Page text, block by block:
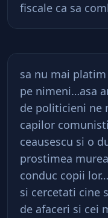
fiscale ca sa
sa nu mai
pe nimeni…asa
de politicieni ne
capilor
ceausescu si o
prostimea
conduc copii
si cercetati cine
de afaceri si cei